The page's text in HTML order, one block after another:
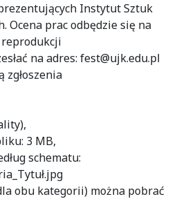
Instytut Sztuk
Ocena prac odbędzie się na
reprodukcji
na adres: fest@ujk.edu.pl
zgłoszenia
3 MB,
schematu:
obu kategorii) można pobrać